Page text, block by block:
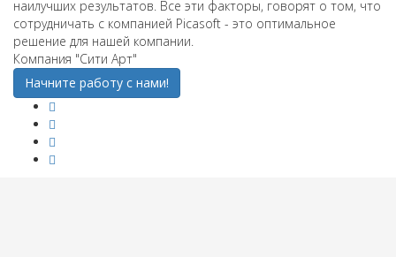
наилучших результатов. Все эти факторы, говорят о том, что
сотрудничать с компанией Picasoft - это оптимальное
решение для нашей компании.
Компания "Сити Арт"
Начните работу с нами!